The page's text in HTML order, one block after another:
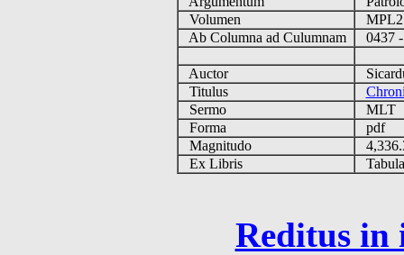
Volumen
Ab Columna ad Culumnam
0437
Auctor
Titulus
Sermo
MLT
Forma
pdf
Magnitudo
Ex Libris
Reditus in